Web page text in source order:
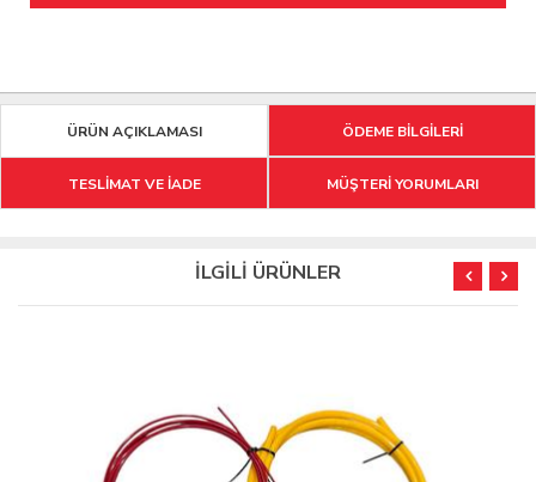
ÜRÜN AÇIKLAMASI ÖDEME BİLGİLERİ
TESLİMAT VE İADE MÜŞTERİ YORUMLARI
İLGİLİ ÜRÜNLER